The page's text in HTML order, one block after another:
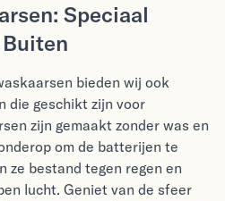
Speciaal
bieden wij ook
die geschikt zijn voor
zijn gemaakt zonder was en
om de batterijen te
ze bestand tegen regen en
lucht. Geniet van de sfeer